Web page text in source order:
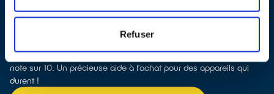
Refuser
L’indice de réparabilité de votre futur réfrigérateur / congélateur
que vous voulez acheter est facilement réparable, grâce à une
note sur 10. Un précieuse aide à l’achat pour des appareils qui
durent !